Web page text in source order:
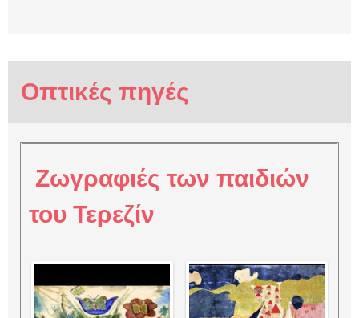
Οπτικές πηγές
Ζωγραφιές των παιδιών
του Τερεζίν